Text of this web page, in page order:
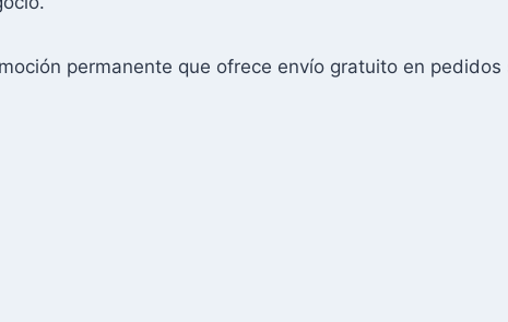
permanente que ofrece envío gratuito en